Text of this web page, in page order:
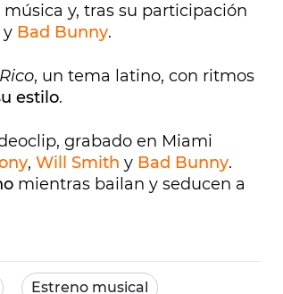
y, tras su participación
y Bad Bunny.
, un tema latino, con ritmos
estilo.
grabado en Miami
, Will Smith y Bad Bunny.
mientras bailan y seducen a
Estreno musical